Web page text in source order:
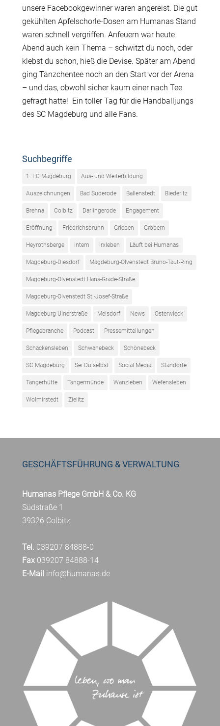
unsere Facebookgewinner waren angereist. Die gut
gekühlten Apfelschorle-Dosen am Humanas Stand
waren schnell vergriffen. Anfeuern war heute
Abend auch kein Thema – schwitzt du noch, oder
klebst du schon, hieß die Devise. Später am Abend
ging Tänzchentee noch an den Start vor der Arena
– und das, obwohl sicher kaum einer nach Tee
gefragt hatte! Ein toller Tag für die Handballjungs
des SC Magdeburg und alle Fans.
Suchbegriffe
1. FC Magdeburg Aus- und Weiterbildung
Auszeichnungen Bad Suderode Ballenstedt Biederitz
Brehna Colbitz Darlingerode Engagement
Eröffnung Friedrichsbrunn Grieben Gröbern
Heyrothsberge intern Irxleben Läuft bei Humanas
Magdeburg-Diesdorf Magdeburg-Olvenstedt Bruno-Taut-Ring
Magdeburg-Olvenstedt Hans-Grade-Straße
Magdeburg-Olvenstedt St.-Josef-Straße
Magdeburg Ulnerstraße Meisdorf News Osterwieck
Pflegebranche Podcast Pressemitteilungen
Schackensleben Schwanebeck Schönebeck
SC Magdeburg Sei Du selbst Social Media Standorte
Tangerhütte Tangermünde Wanzleben Wefensleben
Wolmirstedt Zielitz
GESCHÄFTSFÜHRUNG & VERWALTUNG
Humanas Pflege GmbH & Co. KG
Südstraße 1
39326 Colbitz
Tel. 039207 84888-0
Fax039207 84888-14
E-Mail info@humanas.de